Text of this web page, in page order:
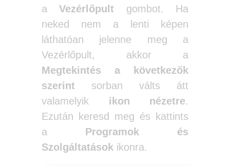
aVezérlőpult gombot. Ha
neked nem a lenti képen
láthatóan jelenne meg a
Vezérlőpult, akkor a
Megtekintés a következők
szerintsorban válts átt
valamelyik ikon nézetre.
Ezután keresd meg és kattints
a Programok és
Szolgáltatásokikonra.